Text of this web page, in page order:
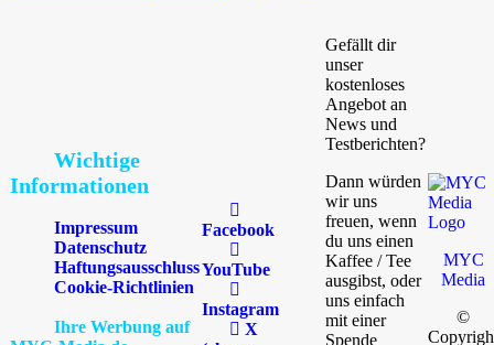
Wichtige
Informationen
Impressum
Datenschutz
Haftungsausschluss
Cookie-Richtlinien
Ihre Werbung auf
Facebook
YouTube
Instagram
X
Gefällt dir
unser
kostenloses
Angebot an
News und
Testberichten?
Dann würden
wir uns
freuen, wenn
du uns einen
Kaffee / Tee
ausgibst, oder
uns einfach
mit einer
Spende
MYC
Media
©